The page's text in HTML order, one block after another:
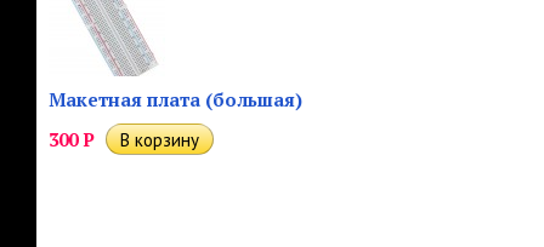
Макетная плата (большая)
300Р